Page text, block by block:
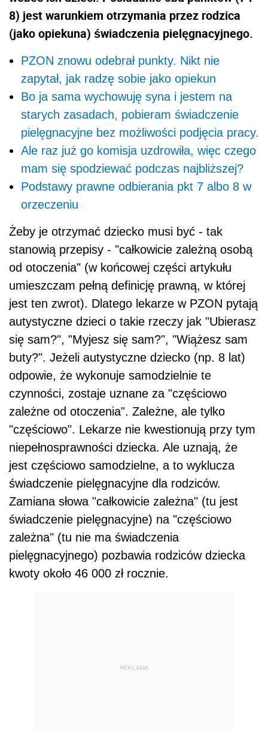
8) jest warunkiem otrzymania przez rodzica
(jako opiekuna) świadczenia pielęgnacyjnego.
PZON znowu odebrał punkty. Nikt nie
zapytał, jak radzę sobie jako opiekun
Bo ja sama wychowuję syna i jestem na
starych zasadach, pobieram świadczenie
pielęgnacyjne bez możliwości podjęcia pracy.
Ale raz już go komisja uzdrowiła, więc czego
mam się spodziewać podczas najbliższej?
Podstawy prawne odbierania pkt 7 albo 8 w
orzeczeniu
Żeby je otrzymać dziecko musi być - tak
stanowią przepisy - "całkowicie zależną osobą
od otoczenia" (w końcowej części artykułu
umieszczam pełną definicję prawną, w której
jest ten zwrot). Dlatego lekarze w PZON pytają
autystyczne dzieci o takie rzeczy jak "Ubierasz
się sam?", "Myjesz się sam?", "Wiążesz sam
buty?". Jeżeli autystyczne dziecko (np. 8 lat)
odpowie, że wykonuje samodzielnie te
czynności, zostaje uznane za "częściowo
zależne od otoczenia". Zależne, ale tylko
"częściowo". Lekarze nie kwestionują przy tym
niepełnosprawności dziecka. Ale uznają, że
jest częściowo samodzielne, a to wyklucza
świadczenie pielęgnacyjne dla rodziców.
Zamiana słowa "całkowicie zależna" (tu jest
świadczenie pielęgnacyjne) na "częściowo
zależna" (tu nie ma świadczenia
pielęgnacyjnego) pozbawia rodziców dziecka
kwoty około 46 000 zł rocznie.
REKLAMA